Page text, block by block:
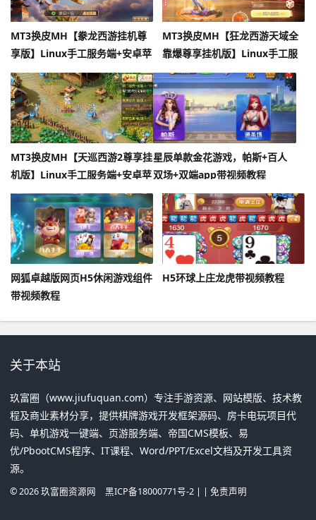
MT3换皮MH【豢龙西游挂机尊
享版】Linux手工服务端+安卓苹
果双端+GM后台+全套源码
MT3换皮MH【狂龙西游天域全
靠爆尊享挂机版】Linux手工服
务端+安卓苹果双端+GM后台+全
套源码
MT3换皮MH【天巡西游2尊享挂
机版】Linux手工服务端+安卓苹
果双端+GM后台+全套源码
星辰单款金花游戏，帕斯+百人
双场+双端app带视频教程
网狐卓越版网页H5休闲游戏组件
带视频教程
H5环球上庄龙虎带视频教程
关于本站
玖富圈（www.jiufuquan.com）专注手游资源、网站模版、技术教
程及商业素材分享，提供棋牌游戏开发框架源码、房卡电玩项目代
码、单机游戏一键端、页游服务端、帝国CMS模板、易
优/PbootCMS程序、IT课程、Word/PPT/Excel文档及开发工具资
源。
©2026玖富圈资源网 黑ICP备18000771号-2| | 免责声明